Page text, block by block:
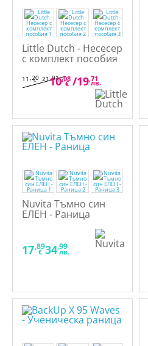
Little Dutch - Несесер
с комплект пособия
11 ,20
€ 21,91лв.
10,08
€ /19,71
лв.
Nuvita Тъмно син
ЕЛЕН - Раница
17,89
€ 34,99
лв.